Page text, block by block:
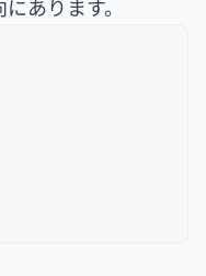
あります。